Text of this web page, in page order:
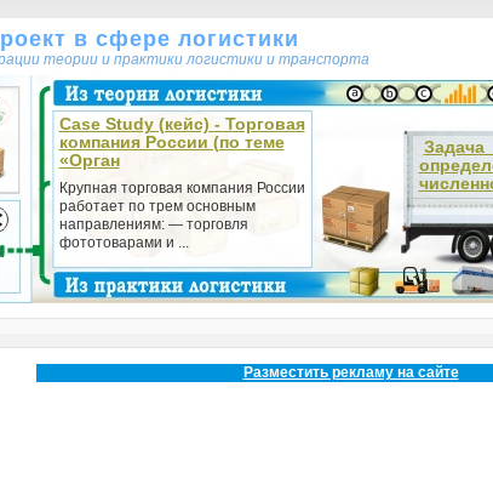
в сфере логистики
теории и практики логистики и транспорта
Case Study (кейс) - Торговая
компания России (по теме
«Орган
Крупная торговая компания России
работает по трем основным
направлениям: — торговля
фототоварами и ...
Разместить рекламу на сайте